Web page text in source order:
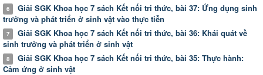
6 Giải SGK Khoa học 7 sách Kết nối tri thức, bài 37: Ứng dụng sinh
trưởng và phát triển ở sinh vật vào thực tiễn
7 Giải SGK Khoa học 7 sách Kết nối tri thức, bài 36: Khái quát về
sinh trưởng và phát triển ở sinh vật
8 Giải SGK Khoa học 7 sách Kết nối tri thức, bài 35: Thực hành:
Cảm ứng ở sinh vật